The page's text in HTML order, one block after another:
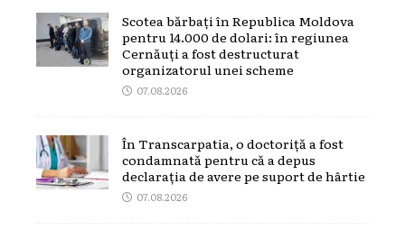
Scotea bărbați în Republica Moldova
pentru 14.000 de dolari: în regiunea
Cernăuți a fost destructurat
organizatorul unei scheme
07.08.2026
În Transcarpatia, o doctoriță a fost
condamnată pentru că a depus
declarația de avere pe suport de hârtie
07.08.2026